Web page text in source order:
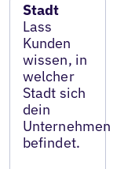
Stadt
Lass
Kunden
wissen, in
welcher
Stadt sich
dein
Unternehmen
befindet.